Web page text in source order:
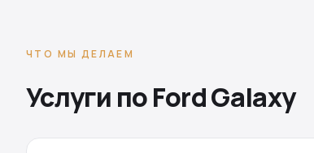
ЧТО МЫ ДЕЛАЕМ
Услуги по Ford Galaxy